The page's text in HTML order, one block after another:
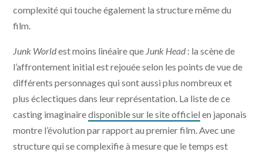
complexité qui touche également la structure même du
film.
Junk Worldest moins linéaire que Junk Head: la scène de
l’affrontement initial est rejouée selon les points de vue de
différents personnages qui sont aussi plus nombreux et
plus éclectiques dans leur représentation. La liste de ce
casting imaginairedisponible sur le site officiel en japonais
montre l’évolution par rapport au premier film. Avec une
structure qui se complexifie à mesure que le temps est